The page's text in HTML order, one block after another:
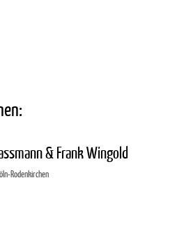
& Frank Wingold
Rodenkirchen